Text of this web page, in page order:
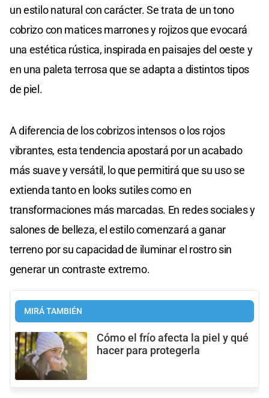
un estilo natural con carácter. Se trata de un tono
cobrizo con matices marrones y rojizos que evocará
una estética rústica, inspirada en paisajes del oeste y
en una paleta terrosa que se adapta a distintos tipos
de piel.
A diferencia de los cobrizos intensos o los rojos
vibrantes, esta tendencia apostará por un acabado
más suave y versátil, lo que permitirá que su uso se
extienda tanto en looks sutiles como en
transformaciones más marcadas. En redes sociales y
salones de belleza, el estilo comenzará a ganar
terreno por su capacidad de iluminar el rostro sin
generar un contraste extremo.
MIRÁ TAMBIÉN
Cómo el frío afecta la piel y qué
hacer para protegerla